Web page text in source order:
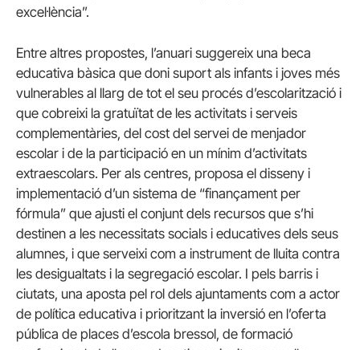
excel·lència”.
Entre altres propostes, l’anuari suggereix una beca
educativa bàsica que doni suport als infants i joves més
vulnerables al llarg de tot el seu procés d’escolarització i
que cobreixi la gratuïtat de les activitats i serveis
complementàries, del cost del servei de menjador
escolar i de la participació en un mínim d’activitats
extraescolars. Per als centres, proposa el disseny i
implementació d’un sistema de “finançament per
fórmula” que ajusti el conjunt dels recursos que s’hi
destinen a les necessitats socials i educatives dels seus
alumnes, i que serveixi com a instrument de lluita contra
les desigualtats i la segregació escolar. I pels barris i
ciutats, una aposta pel rol dels ajuntaments com a actor
de política educativa i prioritzant la inversió en l’oferta
pública de places d’escola bressol, de formació